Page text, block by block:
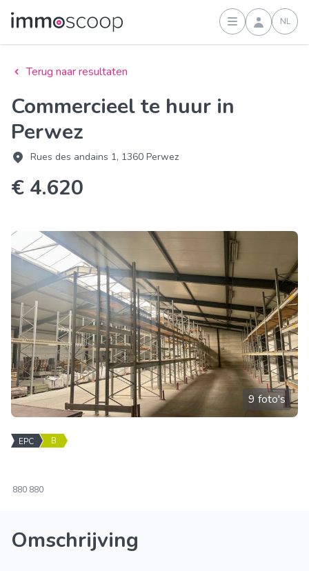
Inloggen
NL
Terug naar resultaten
Commercieel te huur in
Perwez
Rues des andains 1, 1360 Perwez
€ 4.620
9 foto's
EPC B
880 880
Omschrijving